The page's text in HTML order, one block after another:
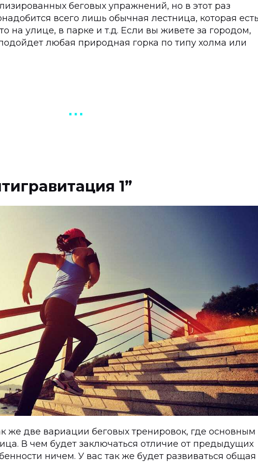
беговых упражнений, но в этот раз
всего лишь обычная лестница, которая есть
на улице, в парке и т.д. Если вы живете за городом,
любая природная горка по типу холма или
▪︎ ▪︎ ▪︎
1”
же две вариации беговых тренировок, где основным
В чем будет заключаться отличие от предыдущих
ничем. У вас так же будет развиваться общая